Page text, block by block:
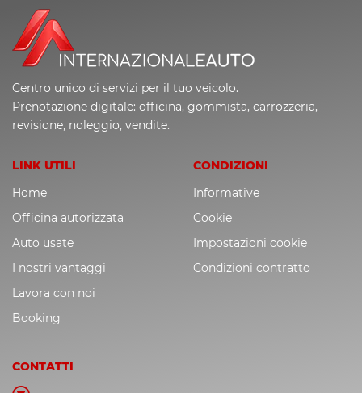
Centro unico di servizi per il tuo veicolo.
Prenotazione digitale: officina, gommista, carrozzeria,
revisione, noleggio, vendite.
LINK UTILI
Home
Officina autorizzata
Auto usate
I nostri vantaggi
Lavora con noi
Booking
CONDIZIONI
Informative
Cookie
Impostazioni cookie
Condizioni contratto
CONTATTI